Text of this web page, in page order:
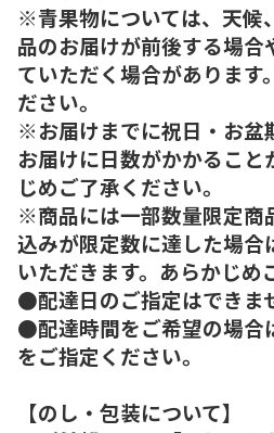
※青果物については、天候
品のお届けが前後する場合
ていただく場合があります
ださい。
※お届けまでに祝日・お盆
お届けに日数がかかること
じめご了承ください。
※商品には一部数量限定商
込みが限定数に達した場合
いただきます。あらかじめ
●配達日のご指定はできま
●配達時間をご希望の場合
をご指定ください。
【のし・包装について】